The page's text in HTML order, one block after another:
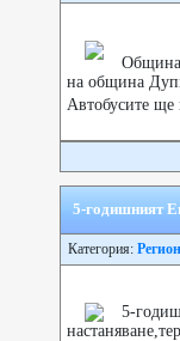
Община
на община
Автобусите
5-годишният
Категория:
5-